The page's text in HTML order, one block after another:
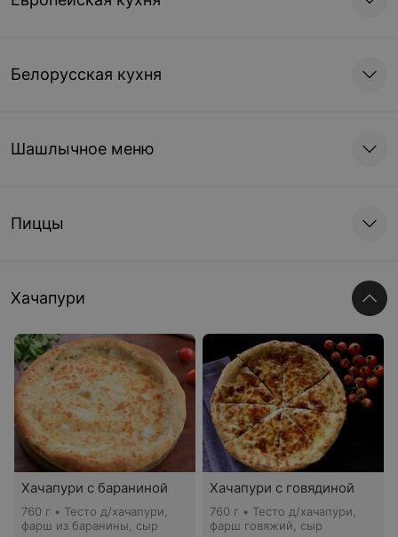
Белорусская кухня
Шашлычное меню
Пиццы
Хачапури
Хачапури с бараниной
760 г • Тесто д/хачапури,
фарш из баранины, сыр
Хачапури с говядиной
760 г • Тесто д/хачапури,
фарш говяжий, сыр